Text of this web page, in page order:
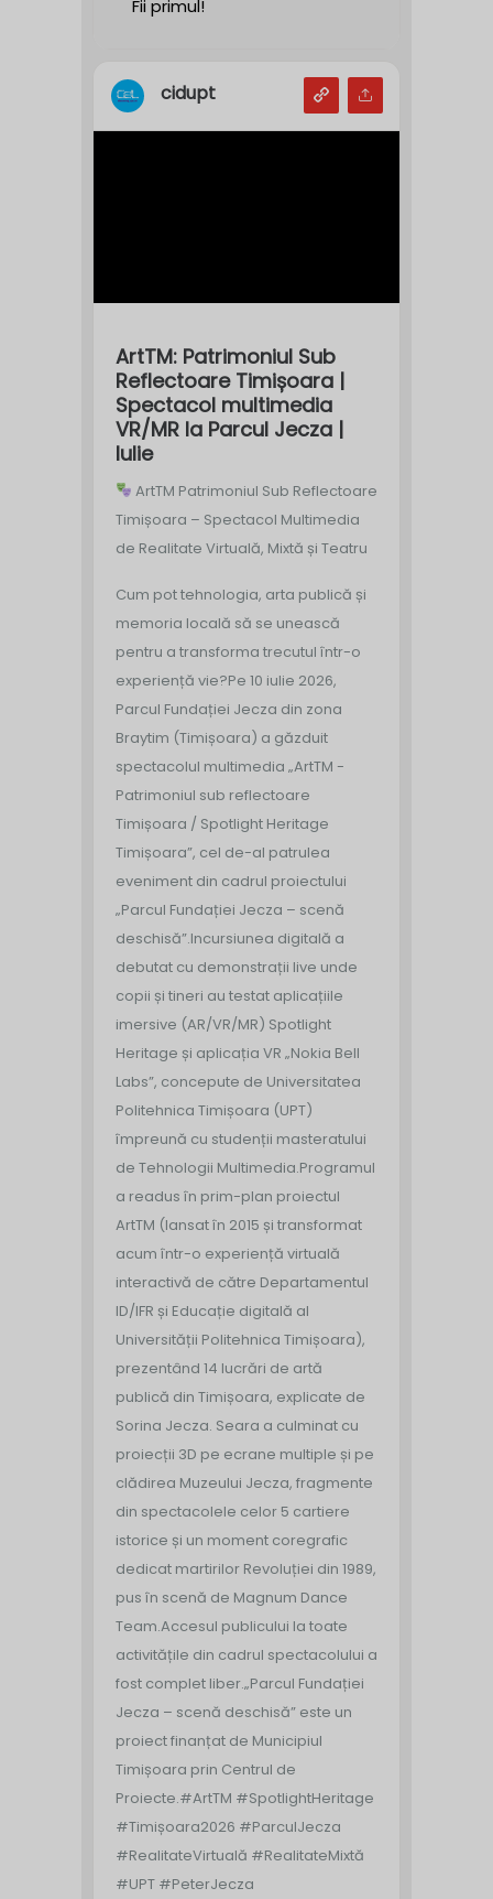
Fii primul!
cidupt
ArtTM: Patrimoniul Sub
Reflectoare Timișoara |
Spectacol multimedia
VR/MR la Parcul Jecza |
Iulie
ArtTM Patrimoniul Sub Reflectoare
Timișoara – Spectacol Multimedia
de Realitate Virtuală, Mixtă și Teatru
Cum pot tehnologia, arta publică și
memoria locală să se unească
pentru a transforma trecutul într-o
experiență vie?Pe 10 iulie 2026,
Parcul Fundației Jecza din zona
Braytim (Timișoara) a găzduit
spectacolul multimedia „ArtTM -
Patrimoniul sub reflectoare
Timișoara / Spotlight Heritage
Timișoara”, cel de-al patrulea
eveniment din cadrul proiectului
„Parcul Fundației Jecza – scenă
deschisă”.Incursiunea digitală a
debutat cu demonstrații live unde
copii și tineri au testat aplicațiile
imersive (AR/VR/MR) Spotlight
Heritage și aplicația VR „Nokia Bell
Labs”, concepute de Universitatea
Politehnica Timișoara (UPT)
împreună cu studenții masteratului
de Tehnologii Multimedia.Programul
a readus în prim-plan proiectul
ArtTM (lansat în 2015 și transformat
acum într-o experiență virtuală
interactivă de către Departamentul
ID/IFR și Educație digitală al
Universității Politehnica Timișoara),
prezentând 14 lucrări de artă
publică din Timișoara, explicate de
Sorina Jecza. Seara a culminat cu
proiecții 3D pe ecrane multiple și pe
clădirea Muzeului Jecza, fragmente
din spectacolele celor 5 cartiere
istorice și un moment coregrafic
dedicat martirilor Revoluției din 1989,
pus în scenă de Magnum Dance
Team.Accesul publicului la toate
activitățile din cadrul spectacolului a
fost complet liber.„Parcul Fundației
Jecza – scenă deschisă” este un
proiect finanțat de Municipiul
Timișoara prin Centrul de
Proiecte.#ArtTM #SpotlightHeritage
#Timișoara2026 #ParculJecza
#RealitateVirtuală #RealitateMixtă
#UPT #PeterJecza